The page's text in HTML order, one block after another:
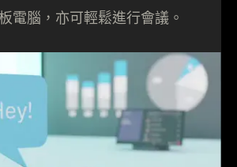
電腦，亦可輕鬆進行會議。